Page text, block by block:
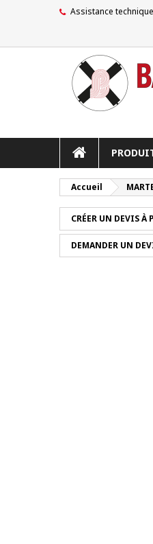
Assistance
Accueil
CRÉER UN DEVIS À
DEMANDER UN